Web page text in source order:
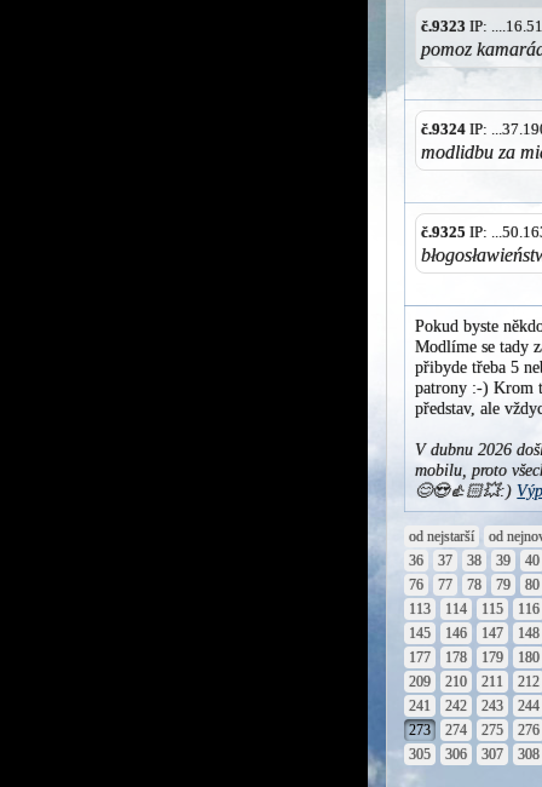
č.9323 IP:
pomoz
č.9324 IP:
modlidbu za
č.9325 IP:
Pokud byste
Modlíme se tady
přibyde třeba 5
patrony :-) Krom
představ, ale
V dubnu 2026
mobilu, proto
😊😍👍🏻💥:)
od nejstarší
od
36
37 38 39
40
76
77 78 79
80
113
114 115
116
145
146 147
148
177
178 179
180
209
210 211
212
241
242 243
244
273
274 275
276
305
306 307 308